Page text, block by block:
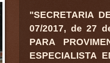
"SECRETARIA
07/2017, de 27
PARA
ESPECIALISTA